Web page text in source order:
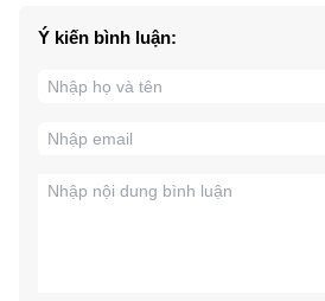
Ý kiến bình luận: